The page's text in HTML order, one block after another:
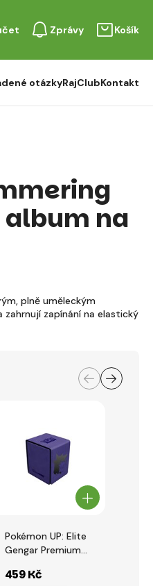
Zprávy Košík
otázkyRajClubKontakt
album na
plně uměleckým
zahrnují zapínání na elastický
Pokémon UP: Elite
Gengar Premium
459 Kč